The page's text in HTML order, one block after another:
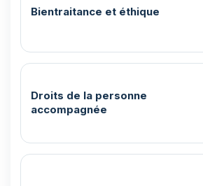
Bientraitance et éthique
Droits de la personne
accompagnée